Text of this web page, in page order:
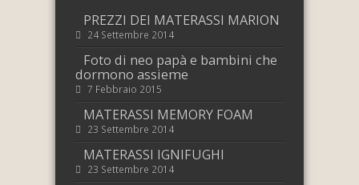
PREZZI DEI MATERASSI MARION
24 Settembre 2014
Foto di neo papà e bambini che
dormono assieme
7 Febbraio 2015
MATERASSI MEMORY FOAM
23 Settembre 2014
MATERASSI IGNIFUGHI
23 Settembre 2014